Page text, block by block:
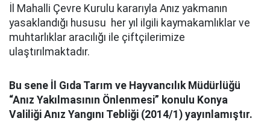
İl Mahalli Çevre Kurulu kararıyla Anız yakmanın
yasaklandığı hususu her yıl ilgili kaymakamlıklar ve
muhtarlıklar aracılığı ile çiftçilerimize
ulaştırılmaktadır.
Bu sene İl Gıda Tarım ve Hayvancılık Müdürlüğü
“Anız Yakılmasının Önlenmesi” konulu Konya
Valiliği Anız Yangını Tebliği (2014/1) yayınlamıştır.